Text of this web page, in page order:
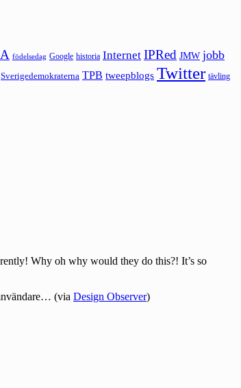
födelsedag Google historia Internet IPRed JMW jobb
Sverigedemokraterna TPB tweepblogs Twitter tävling
Why oh why would they do this?! It’s so
(via Design Observer)